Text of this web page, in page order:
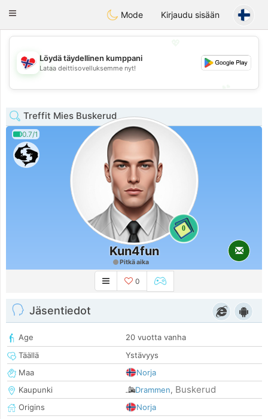
EkteNordmenn
Toggle
Mode Kirjaudu sisään
💖
💕
Löydä täydellinen kumppani
Lataa deittisovelluksemme nyt!
Treffit Mies Buskerud
0.7/1
0
Kun4fun
Pitkä aika
0
Jäsentiedot
Age
20 vuotta vanha
Täällä
Ystävyys
Maa
Norja
Kaupunki
Drammen, Buskerud
Origins
Norja